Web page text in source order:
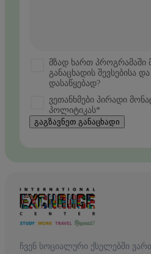
მზად ხართ პროგრამაში
განაცხადის შევსებისა
დასაწყებად?
ვეთანხმები პირადი
პოლიტიკას*
გაგზავნეთ განაცხადი
ჩვენ სოციალური ქსელებში